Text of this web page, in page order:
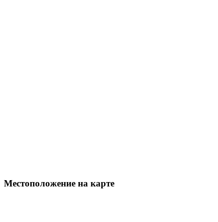
Местоположение на карте